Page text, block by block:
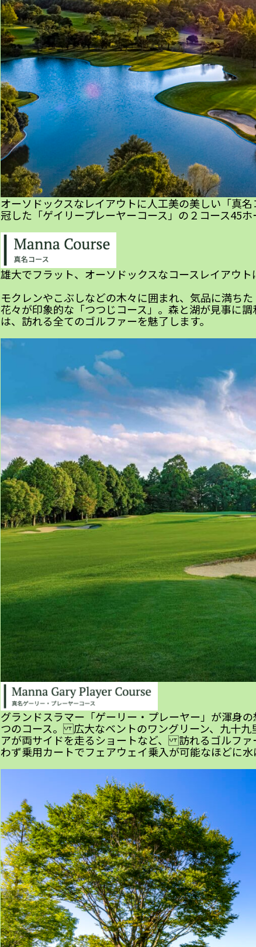
オーソドックスなレイアウトに人工美の美しい「真
冠した「ゲイリープレーヤーコース」の２コース45ホ
雄大でフラット、オーソドックスなコースレイアウト
モクレンやこぶしなどの木々に囲まれ、気品に満ち
花々が印象的な「つつじコース」。森と湖が見事に
は、訪れる全てのゴルファーを魅了します。
グランドスラマー「ゲーリー・プレーヤー」が渾身
つのコース。 広大なベントのワングリーン、九十
アが両サイドを走るショートなど、 訪れるゴルフ
わず乗用カートでフェアウェイ乗入が可能なほどに